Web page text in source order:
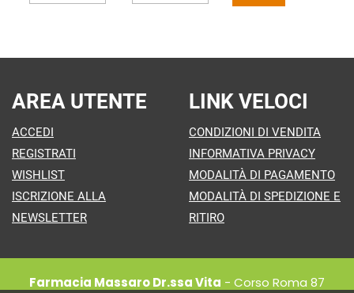
AREA UTENTE
ACCEDI
REGISTRATI
WISHLIST
ISCRIZIONE ALLA
NEWSLETTER
LINK VELOCI
CONDIZIONI DI VENDITA
INFORMATIVA PRIVACY
MODALITÀ DI PAGAMENTO
MODALITÀ DI SPEDIZIONE E
RITIRO
Farmacia Massaro Dr.ssa Vita - Corso Roma 87